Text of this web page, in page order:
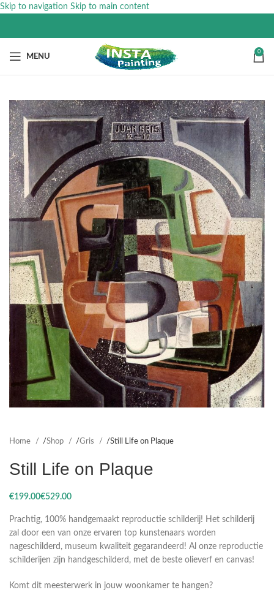
Skip to navigation Skip to main content
MENU
0
Home Shop Gris Still Life on Plaque
Still Life on Plaque
€ €
Prachtig, 100% handgemaakt reproductie schilderij! Het schilderij
zal door een van onze ervaren top kunstenaars worden
nageschilderd, museum kwaliteit gegarandeerd! Al onze reproductie
schilderijen zijn handgeschilderd, met de beste olieverf en canvas!
Komt dit meesterwerk in jouw woonkamer te hangen?